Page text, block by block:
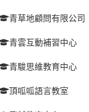
青草地顧問有限公司
青雲互動補習中心
青駿思維教育中心
頂呱呱語言教室